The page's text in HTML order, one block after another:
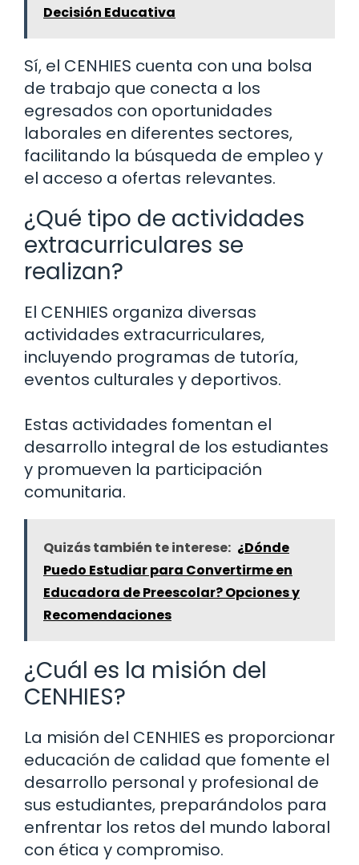
Decisión Educativa
Sí, el CENHIES cuenta con una bolsa
de trabajo que conecta a los
egresados con oportunidades
laborales en diferentes sectores,
facilitando la búsqueda de empleo y
el acceso a ofertas relevantes.
¿Qué tipo de actividades
extracurriculares se
realizan?
El CENHIES organiza diversas
actividades extracurriculares,
incluyendo programas de tutoría,
eventos culturales y deportivos.
Estas actividades fomentan el
desarrollo integral de los estudiantes
y promueven la participación
comunitaria.
Quizás también te interese: ¿Dónde
Puedo Estudiar para Convertirme en
Educadora de Preescolar? Opciones y
Recomendaciones
¿Cuál es la misión del
CENHIES?
La misión del CENHIES es proporcionar
educación de calidad que fomente el
desarrollo personal y profesional de
sus estudiantes, preparándolos para
enfrentar los retos del mundo laboral
con ética y compromiso.